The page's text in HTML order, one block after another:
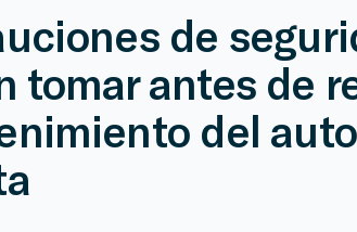
de
tomar antes de
del